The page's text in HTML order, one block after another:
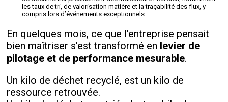
les taux de tri, de valorisation matière et la traçabilité des flux, y
compris lors d’événements exceptionnels.
En quelques mois, ce que l’entreprise pensait
bien maîtriser s’est transformé en levier de
pilotage et de performance mesurable.
Un kilo de déchet recyclé, est un kilo de
ressource retrouvée.